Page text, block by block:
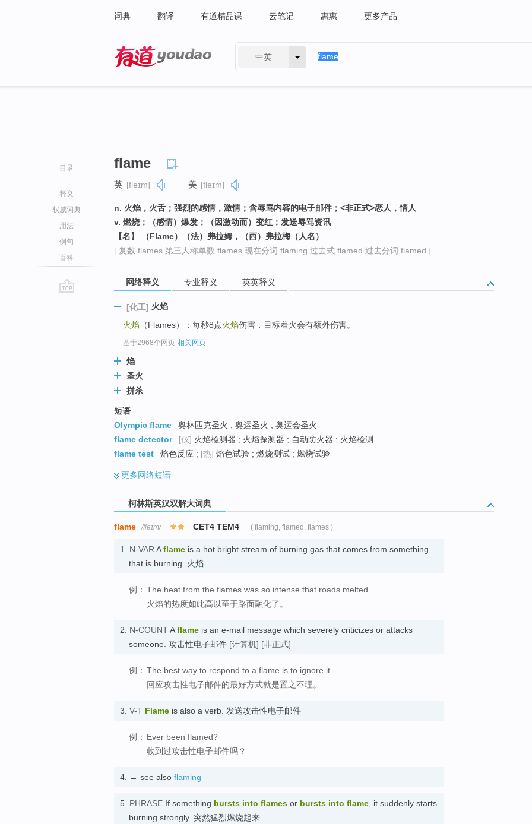
词典 翻译 有道精品课 云笔记 惠惠 更多产品
中英
目录
释义
权威词典
用法
例句
百科
flame
英 [fleɪm] 美 [fleɪm]
n. 火焰，火舌；强烈的感情，激情；含辱骂内容的电子邮件；<非正式>恋人，情人
v. 燃烧；（感情）爆发；（因激动而）变红；发送辱骂资讯
【名】 （Flame）（法）弗拉姆，（西）弗拉梅（人名）
[ 复数 flames 第三人称单数 flames 现在分词 flaming 过去式 flamed 过去分词 flamed ]
网络释义 专业释义 英英释义
[化工] 火焰
火焰 （Flames）：每秒8点火焰伤害，目标着火会有额外伤害。
基于2968个网页-相关网页
焰
圣火
拼杀
短语
Olympic flame
奥林匹克圣火 ; 奥运圣火 ; 奥运会圣火
flame detector
[仪] 火焰检测器 ; 火焰探测器 ; 自动防火器 ; 火焰检测
flame test
焰色反应 ; [热] 焰色试验 ; 燃烧测试 ; 燃烧试验
更多网络短语
柯林斯英汉双解大词典
flame /fleɪm/ CET4 TEM4 ( flaming, flamed, flames )
1. N-VAR Aflame is a hot bright stream of burning gas that comes from something
that is burning. 火焰
例： The heat from the flames was so intense that roads melted.
火焰的热度如此高以至于路面融化了。
2. N-COUNTAflame is an e-mail message which severely criticizes or attacks
someone. 攻击性电子邮件 [计算机] [非正式]
例： The best way to respond to a flame is to ignore it.
回应攻击性电子邮件的最好方式就是置之不理。
3. V-T Flame is also a verb. 发送攻击性电子邮件
例： Ever been flamed?
收到过攻击性电子邮件吗？
4. → see also flaming
5. PHRASE If something bursts into flames or bursts into flame , it suddenly starts
burning strongly. 突然猛烈燃烧起来